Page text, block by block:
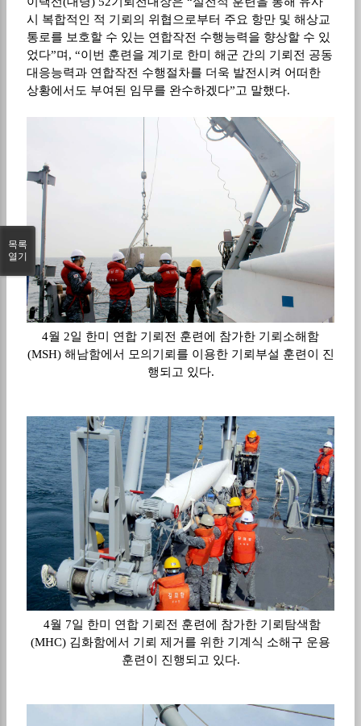
시 복합적인 적 기뢰의 위협으로부터 주요 항만 및 해상교
통로를 보호할 수 있는 연합작전 수행능력을 향상할 수 있
었다”며 , “이번 훈련을 계기로 한미 해군 간의 기뢰전 공동
대응능력과 연합작전 수행절차를 더욱 발전시켜 어떠한
상황에서도 부여된 임무를 완수하겠다”고 말했다.
4월 2일 한미 연합 기뢰전 훈련에 참가한 기뢰소해함
(MSH) 해남함에서 모의기뢰를 이용한 기뢰부설 훈련이 진
행되고 있다.
4월 7일 한미 연합 기뢰전 훈련에 참가한 기뢰탐색함
(MHC) 김화함에서 기뢰 제거를 위한 기계식 소해구 운용
훈련이 진행되고 있다.
목록
열기